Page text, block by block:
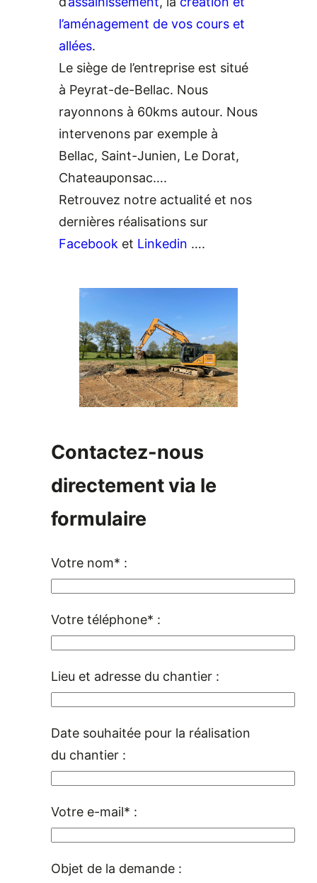
l’aménagement de vos cours et
allées.
Le siège de l’entreprise est situé
à Peyrat-de-Bellac. Nous
rayonnons à 60kms autour. Nous
intervenons par exemple à
Bellac, Saint-Junien, Le Dorat,
Chateauponsac….
Retrouvez notre actualité et nos
dernières réalisations sur
Facebooket Linkedin ….
Contactez-nous
directement via le
formulaire
Votre nom* :
Votre téléphone* :
Lieu et adresse du chantier :
Date souhaitée pour la réalisation
du chantier :
Votre e-mail* :
Objet de la demande :